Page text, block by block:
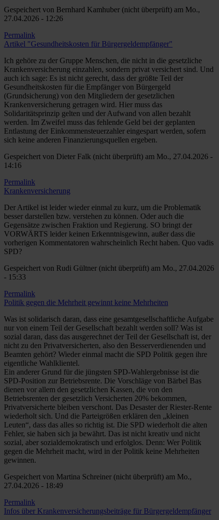
Gespeichert von Bernhard Kamhuber (nicht überprüft) am Mo.,
27.04.2026 - 12:26
Permalink
Artikel "Gesundheitskosten für Bürgergeldempfänger"
Ich gehöre zu der Gruppe Menschen, die nicht in die gesetzliche
Krankenversicherung einzahlen, sondern privat versichert sind. Und
auch ich sage: Es ist nicht gerecht, dass der größte Teil der
Gesundheitskosten für die Empfänger von Bürgergeld
(Grundsicherung) von den Mitgliedern der gesetzlichen
Krankenversicherung getragen wird. Hier muss das
Solidaritätsprinzip gelten und der Aufwand von allen bezahlt
werden. Im Zweifel muss das fehlende Geld bei der geplanten
Entlastung der Einkommensteuerzahler eingespart werden, sofern
sich keine anderen Finanzierungsquellen ergeben.
Gespeichert von Dieter Falk (nicht überprüft) am Mo., 27.04.2026 -
14:16
Permalink
Krankenversicherung
Der Artikel ist leider wieder einmal zu kurz, um die Problematik
besser darstellen bzw. verstehen zu können. Oder auch die
Gegensätze zwischen Fraktion und Regierung. SO bringt der
VORWÄRTS leider keinen Erkenntnisgewinn, außer dass die
vorherigen Kommentatoren wahrscheinlich Recht haben. Quo vadis
SPD?
Gespeichert von Rudi Gültner (nicht überprüft) am Mo., 27.04.2026
- 15:33
Permalink
Politik gegen die Mehrheit gewinnt keine Mehrheiten
Was ist solidarisch daran, dass eine gesamtgesellschaftliche Aufgabe
nur von einem Teil der Gesellschaft bezahlt werden soll? Was ist
sozial daran, dass das ausgerechnet der Teil der Gesellschaft ist, der
nicht zu den Privatversicherten, also den Besserverdienenden und
Beamten gehört? Wieder einmal macht die SPD Politik gegen ihre
eigentliche Wahlklientel.
Ein anderer Grund für die jüngsten SPD-Wahlergebnisse ist die
SPD-Position zur Betriebsrente. Die Vorschläge von Bärbel Bas
dienen vor allem den gesetzlichen Kassen, die von den
Betriebsrenten der gesetzlich Versicherten 20% bekommen,
Privatversicherte bleiben verschont. Das Desaster der Riester-Rente
wiederholt sich. Und die Parteigrößen erklären den „kleinen
Leuten“, dass das alles so richtig ist. Die SPD wiederholt die alten
Fehler, sie haben sich ja bewährt. Das ist nicht kreativ und nicht
sozial, aber sozialdemokratisch und erfolglos. Denn: Wer Politik
gegen die Mehrheit macht, wird in der Politik keine Mehrheiten
gewinnen.
Gespeichert von Martina Schreiner (nicht überprüft) am Mo.,
27.04.2026 - 18:49
Permalink
Infos über Krankenversicherungsbeiträge für Bürgergeldempfänger